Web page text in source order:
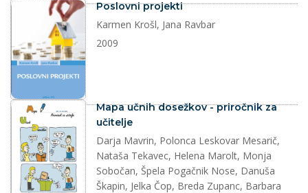
dokument
Poslovni projekti
Karmen Krošl, Jana Ravbar
2009
dokument
Mapa učnih dosežkov - priročnik za
učitelje
Darja Mavrin, Polonca Leskovar Mesarič,
Nataša Tekavec, Helena Marolt, Monja
Sobočan, Špela Pogačnik Nose, Danuša
Škapin, Jelka Čop, Breda Zupanc, Barbara